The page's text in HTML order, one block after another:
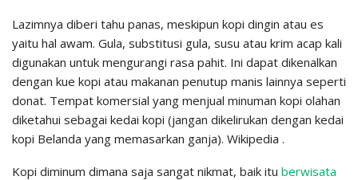
Lazimnya diberi tahu panas, meskipun kopi dingin atau es
yaitu hal awam. Gula, substitusi gula, susu atau krim acap kali
digunakan untuk mengurangi rasa pahit. Ini dapat dikenalkan
dengan kue kopi atau makanan penutup manis lainnya seperti
donat. Tempat komersial yang menjual minuman kopi olahan
diketahui sebagai kedai kopi (jangan dikelirukan dengan kedai
kopi Belanda yang memasarkan ganja). Wikipedia .
Kopi diminum dimana saja sangat nikmat, baik itu berwisata